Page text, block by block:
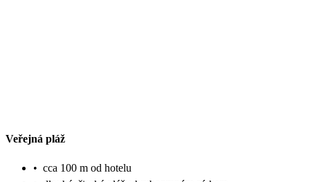
Veřejná pláž
• cca 100 m od hotelu